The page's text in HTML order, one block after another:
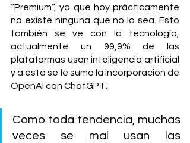
“Premium”, ya que hoy prácticamente
no existe ninguna que no lo sea. Esto
también se ve con la tecnología,
actualmente un 99,9% de las
plataformas usan inteligencia artificial
y a esto se le suma la incorporación de
OpenAI con ChatGPT.
Como toda tendencia, muchas
veces se mal usan las